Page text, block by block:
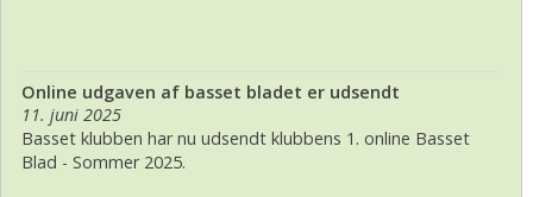
Online udgaven af basset bladet er udsendt
11. juni 2025
Basset klubben har nu udsendt klubbens 1. online Basset
Blad - Sommer 2025.